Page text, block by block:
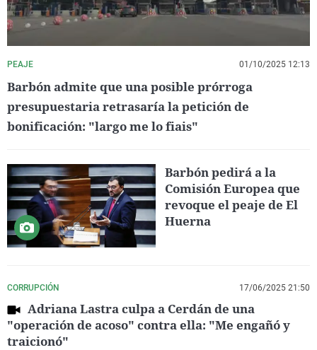
PEAJE 01/10/2025 12:13
Barbón admite que una posible prórroga
presupuestaria retrasaría la petición de
bonificación: "largo me lo fiais"
Barbón pedirá a la
Comisión Europea que
revoque el peaje de El
Huerna
CORRUPCIÓN 17/06/2025 21:50
Adriana Lastra culpa a Cerdán de una
"operación de acoso" contra ella: "Me engañó y
traicionó"